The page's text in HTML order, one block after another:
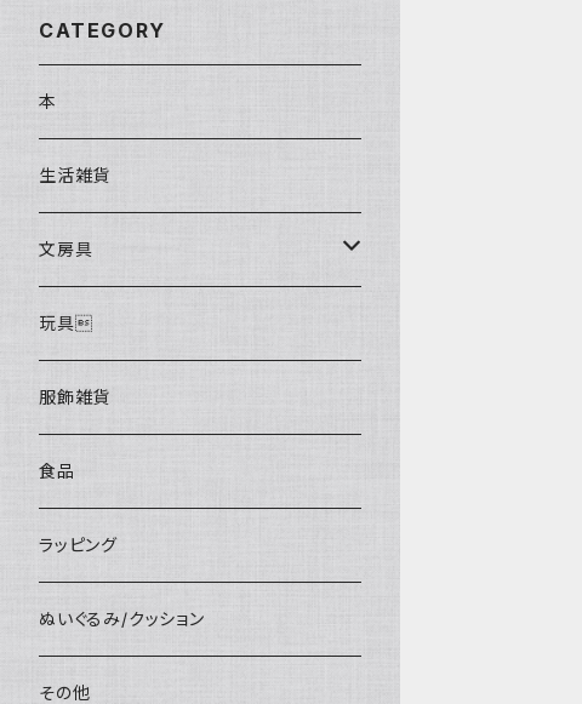
CATEGORY
本
生活雑貨
文房具
ポストカード
玩具
服飾雑貨
食品
ラッピング
ぬいぐるみ/クッション
その他